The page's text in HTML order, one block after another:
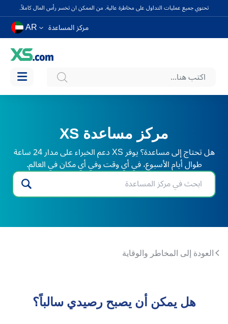
تحتوي جميع عمليات التداول على مخاطرة عالية. من الممكن ان تخسر رأس المال كاملاً.
مركز المساعدة AR
مركز مساعدة XS
هل تحتاج إلى مساعدة؟ يوفر XS دعم الخبراء على مدار 24 ساعة
طوال أيام الأسبوع، في أي وقت وفي أي مكان في العالم.
العودة إلى المخاطر والوقاية
هل يمكن أن يصبح رصيدي سالباً؟